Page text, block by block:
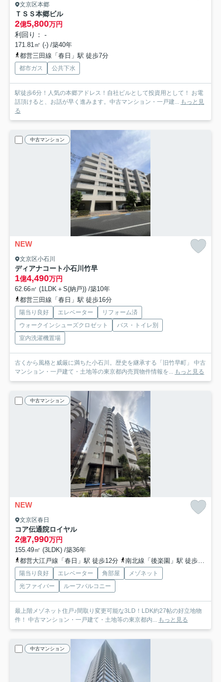
文京区本郷
ＴＳＳ本郷ビル
2億5,800万円
利回り： -
171.81㎡ (-) /築40年
都営三田線「春日」駅 徒歩7分
都市ガス 公共下水
駅徒歩6分！人気の本郷アドレス！自社ビルとして投資用として！ お電
話頂けると、お話が早く進みます。中古マンション・一戸建... もっと見
る
中古マンション
NEW
文京区小石川
ディアナコート小石川竹早
1億4,490万円
62.66㎡ (1LDK＋S(納戸)) /築10年
都営三田線「春日」駅 徒歩16分
陽当り良好 エレベーター
リフォーム済
ウォークインシューズクロゼット
バス・トイレ別
室内洗濯機置場
古くから風格と威厳に満ちた小石川。歴史を継承する「旧竹早町」 中古
マンション・一戸建て・土地等の東京都内売買物件情報を... もっと見る
中古マンション
NEW
文京区春日
コア伝通院ロイヤル
2億7,990万円
155.49㎡ (3LDK) /築36年
都営大江戸線「春日」駅 徒歩12分
南北線「後楽園」駅 徒歩10分
陽当り良好 エレベーター 角部屋
メゾネット
光ファイバー
ルーフバルコニー
最上階メゾネット住戸♪間取り変更可能な3LD！LDK約27帖の好立地物
件！ 中古マンション・一戸建て・土地等の東京都内... もっと見る
中古マンション